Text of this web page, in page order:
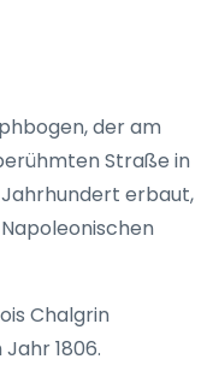
der am
Straße in
Jahrhundert erbaut,
Chalgrin
1806.